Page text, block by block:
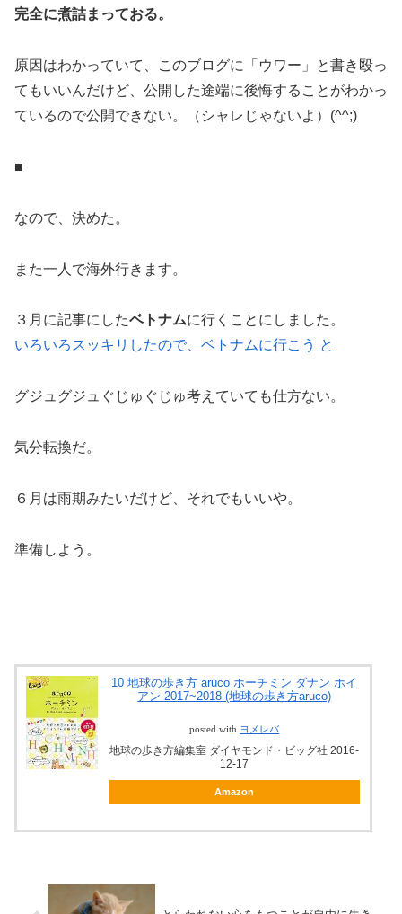
完全に煮詰まっておる。
原因はわかっていて、このブログに「ウワー」と書き殴っ
てもいいんだけど、公開した途端に後悔することがわかっ
ているので公開できない。（シャレじゃないよ）(^^;)
■
なので、決めた。
また一人で海外行きます。
３月に記事にしたベトナムに行くことにしました。
いろいろスッキリしたので、ベトナムに行こう と
グジュグジュぐじゅぐじゅ考えていても仕方ない。
気分転換だ。
６月は雨期みたいだけど、それでもいいや。
準備しよう。
10 地球の歩き方 aruco ホーチミン ダナン ホイ
アン 2017~2018 (地球の歩き方aruco)
posted with ヨメレバ
地球の歩き方編集室 ダイヤモンド・ビッグ社 2016-
12-17
Amazon